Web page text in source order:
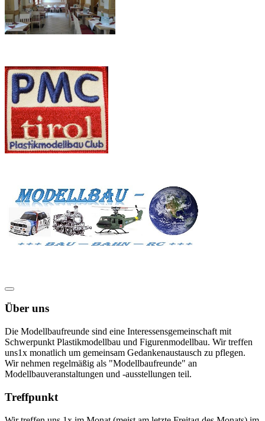
Über uns
Die Modellbaufreunde sind eine Interessensgemeinschaft mit
Schwerpunkt Plastikmodellbau und Figurenmodellbau. Wir treffen
uns1x monatlich um gemeinsam Gedankenaustausch zu pflegen.
Wir nehmen regelmäßig als "Modellbaufreunde" an
Modellbauveranstaltungen und -ausstellungen teil.
Treffpunkt